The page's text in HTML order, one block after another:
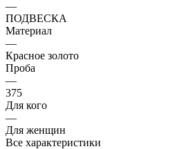
—
ПОДВЕСКА
Материал
—
Красное золото
Проба
—
375
Для кого
—
Для женщин
Все характеристики